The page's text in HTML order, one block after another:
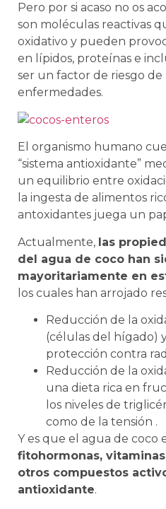
Pero por si acaso no os
son moléculas reactivas
oxidativo y pueden
en lípidos, proteínas e
ser un factor de riesgo de
enfermedades.
El organismo humano
“sistema antioxidante”
un equilibrio entre
la ingesta de alimentos
antoxidantes juega un
Actualmente, las
del agua de coco han
mayoritariamente en
los cuales han arrojado
Reducción de la
(células del hígado)
protección contra
Reducción de la
una dieta rica en
los niveles de
como de la tensión .
Y es que el agua de coco
fitohormonas,
otros compuestos
antioxidante.